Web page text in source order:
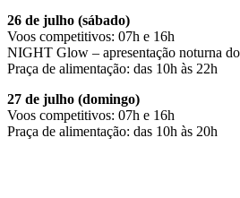
26 de julho (sábado)
Voos competitivos: 07h e 16h
NIGHT Glow – apresentação noturna
Praça de alimentação: das 10h às 22h
27 de julho (domingo)
Voos competitivos: 07h e 16h
Praça de alimentação: das 10h às 20h